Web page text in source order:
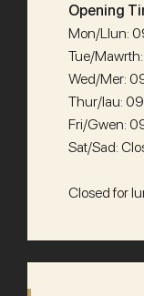
Opening
Mon/Llun:
Tue/
Wed/Mer:
Thur/Iau:
Fri/Gwen:
Sat/Sad:
Closed for